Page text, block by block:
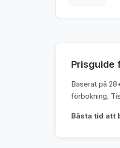
Prisguide
Baserat på
förbokning.
Bästa tid att